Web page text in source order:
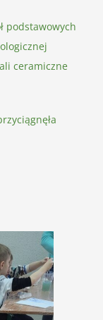
podstawowych
ceramiczne